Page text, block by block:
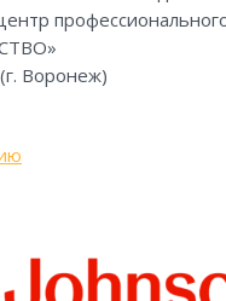
Воронеж)